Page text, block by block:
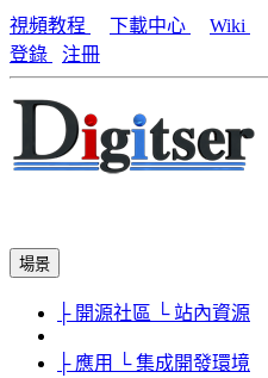
視頻教程 下載中心 Wiki
登錄
注冊
場景
├ 開源社區 └ 站內資源
├ 應用 └ 集成開發環境